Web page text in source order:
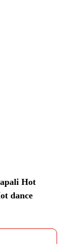
Hot
dance